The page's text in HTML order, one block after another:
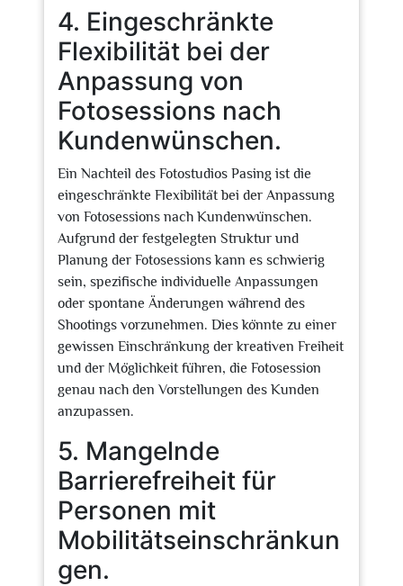
4. Eingeschränkte
Flexibilität bei der
Anpassung von
Fotosessions nach
Kundenwünschen.
Ein Nachteil des Fotostudios Pasing ist die
eingeschränkte Flexibilität bei der Anpassung
von Fotosessions nach Kundenwünschen.
Aufgrund der festgelegten Struktur und
Planung der Fotosessions kann es schwierig
sein, spezifische individuelle Anpassungen
oder spontane Änderungen während des
Shootings vorzunehmen. Dies könnte zu einer
gewissen Einschränkung der kreativen Freiheit
und der Möglichkeit führen, die Fotosession
genau nach den Vorstellungen des Kunden
anzupassen.
5. Mangelnde
Barrierefreiheit für
Personen mit
Mobilitätseinschränkun
gen.